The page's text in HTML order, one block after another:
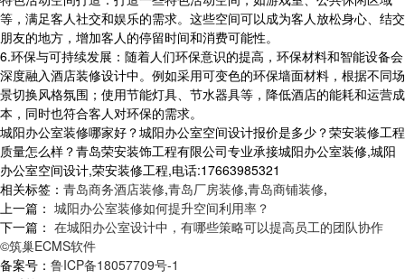
等，满足客人社交和娱乐的需求。这些空间可以成为客人放松身心、结交
朋友的地方，增加客人的停留时间和消费可能性。
6.环保与可持续发展：随着人们环保意识的提高，环保材料和智能设备会
深度融入酒店装修设计中。例如采用可变色的环保墙面材料，根据不同场
景切换风格氛围；使用节能灯具、节水器具等，降低酒店的能耗和运营成
本，同时也符合客人对环保的需求。
城阳办公室装修哪家好？城阳办公室空间设计报价是多少？荣安装修工程
质量怎么样？青岛荣安装饰工程有限公司专业承接城阳办公室装修,城阳
办公室空间设计,荣安装修工程,电话:17663985321
相关标签： 青岛商务酒店装修,青岛厂房装修,青岛商铺装修,
上一篇： 城阳办公室装修如何提升空间利用率？
下一篇： 在城阳办公室设计中，有哪些策略可以提高员工的团队协作
©筑巢ECMS软件
备案号： 鲁ICP备18057709号-1